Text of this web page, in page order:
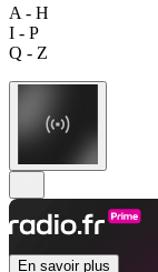
A - H
I - P
Q - Z
En savoir plus